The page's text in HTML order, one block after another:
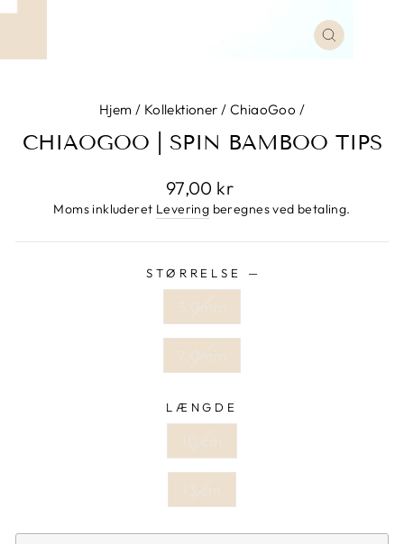
LUK
Hjem / Kollektioner / ChiaoGoo /
CHIAOGOO | SPIN BAMBOO TIPS
Normalpris
97,00 kr
Moms inkluderet Levering beregnes ved betaling.
STØRRELSE —
LÆNGDE